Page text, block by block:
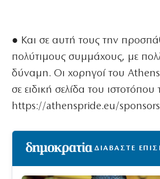
● Και σε αυτή τους την
πολύτιμους συμμάχους, με
δύναμη. Οι χορηγοί του
σε ειδική σελίδα του
https://athenspride.eu/
ΔΙΑΒΑΣΤΕ